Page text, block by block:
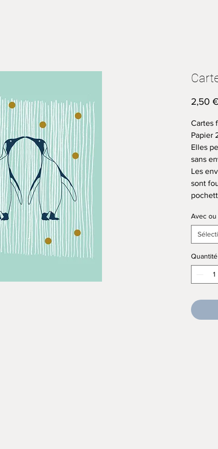
2,50
Cartes
Papier
Elles
sans
Les
sont
Avec
Quantité